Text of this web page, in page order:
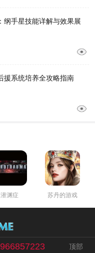
纲手星技能详解与效果展
援系统培养全攻略指南
潜渊症 苏丹的游戏
顶部